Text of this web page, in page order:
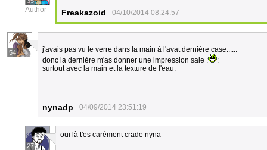
Author Freakazoid 04/10/2014 08:24:57
54
.....
j'avais pas vu le verre dans la main à l'avat dernière case......
donc la dernière m'as donner une impression sale :
:
surtout avec la main et la texture de l'eau.
nynadp 04/09/2014 23:51:19
27
oui là t'es carément crade nyna